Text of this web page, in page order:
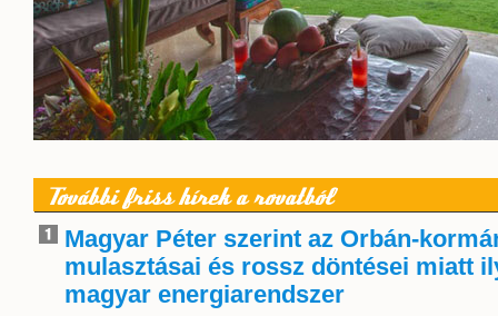
További friss hírek a rovatból
Magyar Péter szerint az Orbán-
mulasztásai és rossz döntései miatt
magyar energiarendszer